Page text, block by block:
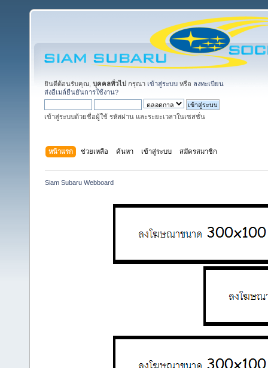
ยินดีต้อนรับคุณ, บุคคลทั่วไป กรุณา เข้าสู่ระบบ หรือ ลงทะเบียน
ส่งอีเมล์ยืนยันการใช้งาน?
เข้าสู่ระบบด้วยชื่อผู้ใช้ รหัสผ่าน และระยะเวลาในเซสชั่น
หน้าแรก ช่วยเหลือ ค้นหา เข้าสู่ระบบ สมัครสมาชิก
Siam Subaru Webboard